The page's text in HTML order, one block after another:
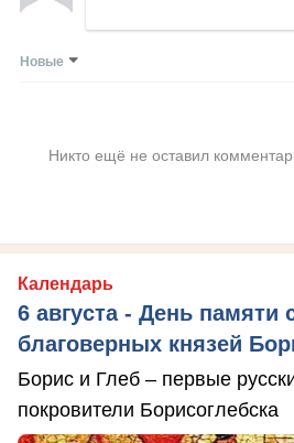
Новые
Никто ещё не оставил
Календарь
6 августа - День памяти
благоверных князей
Борис и Глеб – первые
покровители Борисоглебска